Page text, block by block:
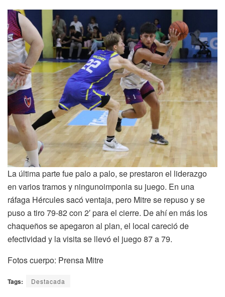
La última parte fue palo a palo, se prestaron el liderazgo
en varios tramos y ningunoimponia su juego. En una
ráfaga Hércules sacó ventaja, pero Mitre se repuso y se
puso a tiro 79-82 con 2′ para el cierre. De ahí en más los
chaqueños se apegaron al plan, el local careció de
efectividad y la visita se llevó el juego 87 a 79.
Fotos cuerpo: Prensa Mitre
Tags: Destacada